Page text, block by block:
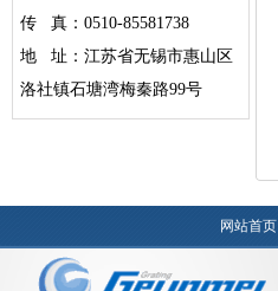
传 真：0510-85581738
地 址：江苏省无锡市惠山区
洛社镇石塘湾梅秦路99号
网站首页